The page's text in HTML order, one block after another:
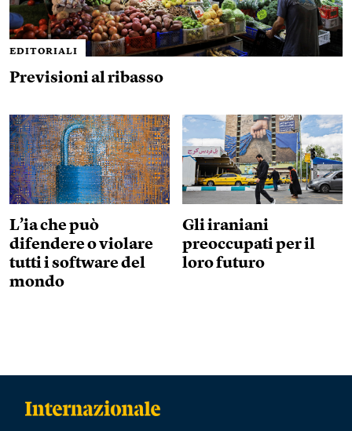
Dallo stretto di Hormuz dipende anche
internet
Paul Cochrane